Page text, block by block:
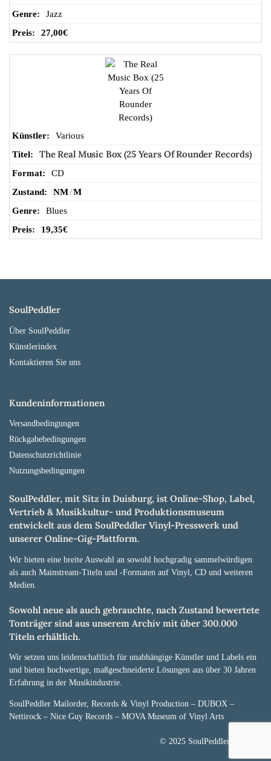
Jazz
27,00€
Various
The Real Music Box (25 Years Of Rounder Records)
CD
NM/M
Blues
19,35€
SoulPeddler
Über SoulPeddler
Künstlerindex
Kontaktieren Sie uns
Kundeninformationen
Versandbedingungen
Rückgabebedingungen
Datenschutzrichtlinie
Nutzungsbedingungen
SoulPeddler, mit Sitz in Duisburg, ist Online-Shop, Label,
Vertrieb & Musikkultur- und Produktionsmuseum
entwickelt aus dem SoulPeddler Vinyl-Presswerk und
unserer Online-Gig-Plattform.
Wir bieten eine breite Auswahl an sowohl hochgradig sammelwürdigen
als auch Mainstream-Titeln und -Formaten auf Vinyl, CD und weiteren
Medien.
Sowohl neue als auch gebrauchte, nach Zustand bewertete
Tonträger sind aus unserem Archiv mit über 300.000
Titeln erhältlich.
Wir setzen uns leidenschaftlich für unabhängige Künstler und Labels ein
und bieten hochwertige, maßgeschneiderte Lösungen aus über 30 Jahren
Erfahrung in der Musikindustrie.
SoulPeddler Mailorder, Records & Vinyl Production – DUBOX –
Nettirock – Nice Guy Records – MOVA Museum of Vinyl Arts
© 2025 SoulPeddler GmbH®